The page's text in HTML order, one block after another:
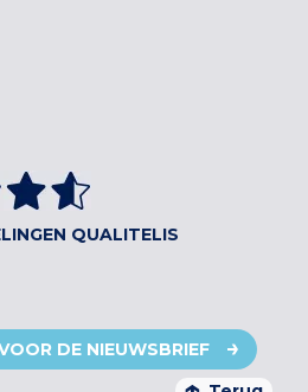
QUALITELIS
DE NIEUWSBRIEF